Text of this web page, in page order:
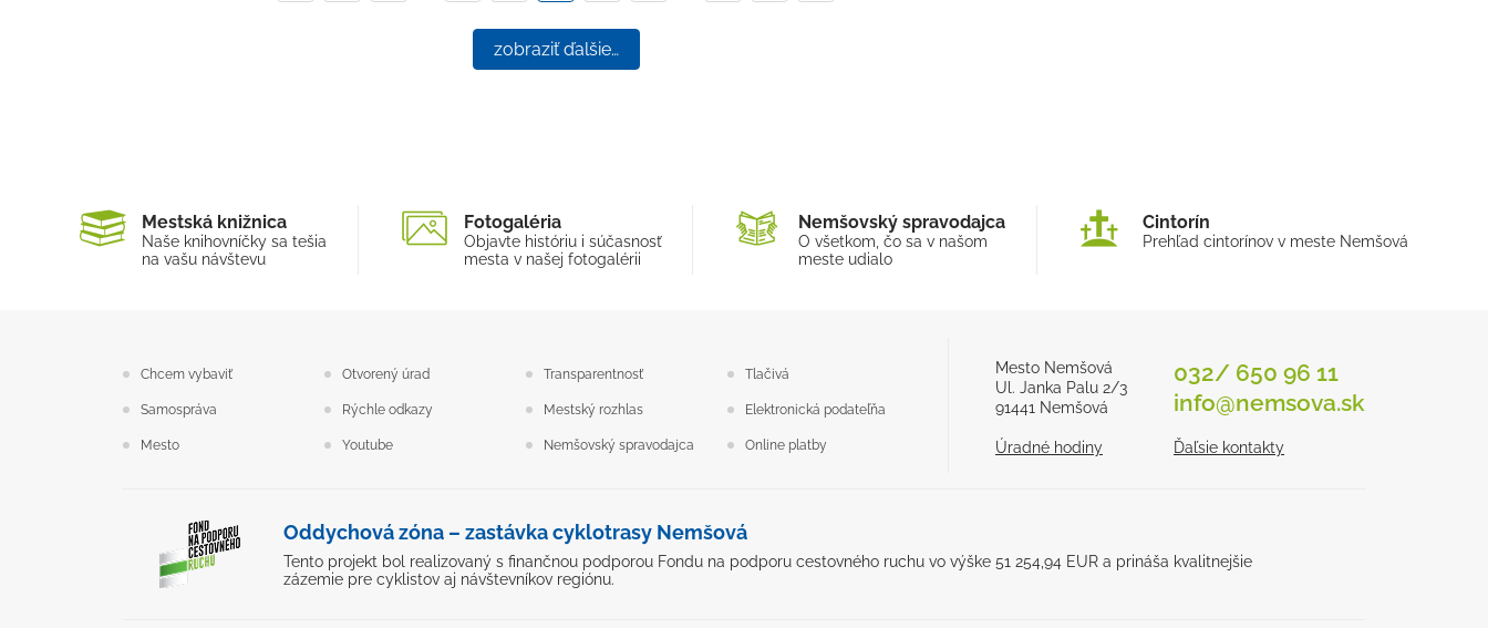
zobraziť ďalšie…
Mestská knižnica
Naše knihovníčky sa tešia
na vašu návštevu
Fotogaléria
Objavte históriu i súčasnosť
mesta v našej fotogalérii
Nemšovský spravodajca
O všetkom, čo sa v našom
meste udialo
Cintorín
Prehľad cintorínov v meste Nemšová
Chcem vybaviť Otvorený úrad Transparentnosť Tlačivá
Samospráva Rýchle odkazy Mestský rozhlas Elektronická podateľňa
Mesto Youtube Nemšovský spravodajca Online platby
Mesto Nemšová
Ul. Janka Palu 2/3
91441 Nemšová
Úradné hodiny
032/ 650 96 11
info@nemsova.sk
Ďaľsie kontakty
Oddychová zóna – zastávka cyklotrasy Nemšová
Tento projekt bol realizovaný s finančnou podporou Fondu na podporu cestovného ruchu vo výške 51 254,94 EUR a prináša kvalitnejšie
zázemie pre cyklistov aj návštevníkov regiónu.